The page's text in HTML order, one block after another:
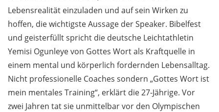
Lebensrealität einzuladen und auf sein Wirken zu
hoffen, die wichtigste Aussage der Speaker. Bibelfest
und geisterfüllt spricht die deutsche Leichtathletin
Yemisi Ogunleye von Gottes Wort als Kraftquelle in
einem mental und körperlich fordernden Lebensalltag.
Nicht professionelle Coaches sondern „Gottes Wort ist
mein mentales Training“, erklärt die 27-Jährige. Vor
zwei Jahren tat sie unmittelbar vor den Olympischen